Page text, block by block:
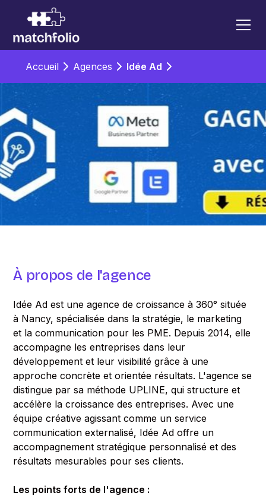
Accueil Agences Idée Ad
À propos de l'agence
Idée Ad est une agence de croissance à 360° située
à Nancy, spécialisée dans la stratégie, le marketing
et la communication pour les PME. Depuis 2014, elle
accompagne les entreprises dans leur
développement et leur visibilité grâce à une
approche concrète et orientée résultats. L'agence se
distingue par sa méthode UPLINE, qui structure et
accélère la croissance des entreprises. Avec une
équipe créative agissant comme un service
communication externalisé, Idée Ad offre un
accompagnement stratégique personnalisé et des
résultats mesurables pour ses clients.
Les points forts de l'agence :